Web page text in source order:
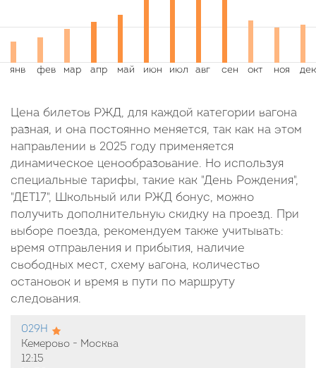
Цена билетов РЖД, для каждой категории вагона
разная, и она постоянно меняется, так как на этом
направлении в 2025 году применяется
динамическое ценообразование. Но используя
специальные тарифы, такие как "День Рождения",
"ДЕТ17", Школьный или РЖД бонус, можно
получить дополнительную скидку на проезд. При
выборе поезда, рекомендуем также учитывать:
время отправления и прибытия, наличие
свободных мест, схему вагона, количество
остановок и время в пути по маршруту
следования.
029Н
Кемерово - Москва
12:15